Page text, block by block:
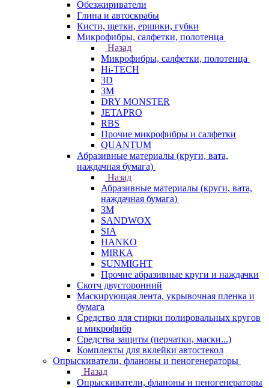
Обезжириватели
Глина и автоскрабы
Кисти, щетки, ершики, губки
Микрофибры, салфетки, полотенца
Назад
Микрофибры, салфетки, полотенца
Hi-TECH
3D
3М
DRY MONSTER
JETAPRO
RBS
Прочие микрофибры и салфетки
QUANTUM
Абразивные материалы (круги, вата,
наждачная бумага)
Назад
Абразивные материалы (круги, вата,
наждачная бумага)
3М
SANDWOX
SIA
HANKO
MIRKA
SUNMIGHT
Прочие абразивные круги и наждачки
Скотч двусторонний
Маскирующая лента, укрывочная пленка и
бумага
Средство для стирки полировальных кругов
и микрофибр
Средства защиты (перчатки, маски...)
Комплекты для вклейки автостекол
Опрыскиватели, фланоны и пеногенераторы
Назад
Опрыскиватели, фланоны и пеногенераторы